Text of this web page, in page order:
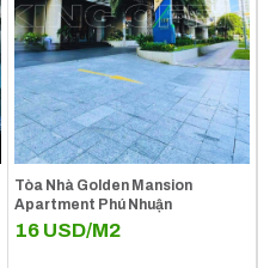
Tòa Nhà Golden Mansion
Apartment Phú Nhuận
16 USD/M2